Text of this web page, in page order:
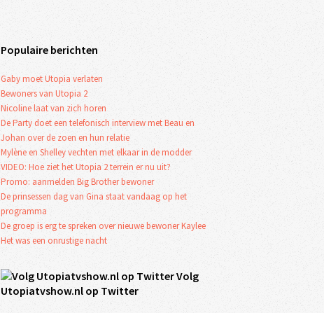
Populaire berichten
Gaby moet Utopia verlaten
Bewoners van Utopia 2
Nicoline laat van zich horen
De Party doet een telefonisch interview met Beau en
Johan over de zoen en hun relatie
Mylène en Shelley vechten met elkaar in de modder
VIDEO: Hoe ziet het Utopia 2 terrein er nu uit?
Promo: aanmelden Big Brother bewoner
De prinsessen dag van Gina staat vandaag op het
programma
De groep is erg te spreken over nieuwe bewoner Kaylee
Het was een onrustige nacht
Volg
Utopiatvshow.nl op Twitter